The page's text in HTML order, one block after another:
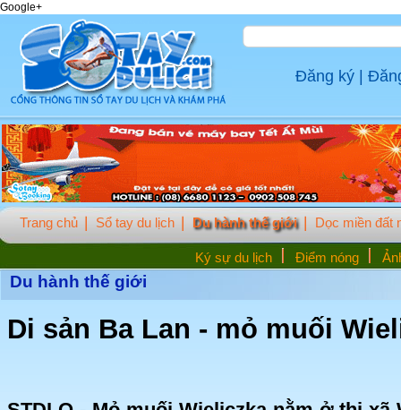
Google+
Đăng ký
Trang chủ Sổ tay du lịch Du hành thế giới
Ký sự du lịch Điểm nóng
Dọc miền đất
Du hành thế giới
Di sản Ba Lan - mỏ muối